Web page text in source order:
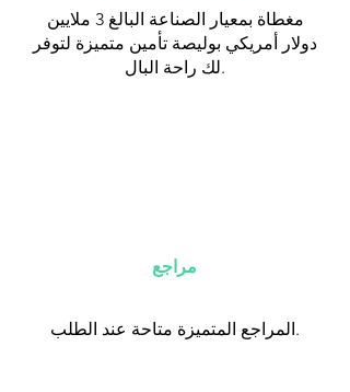
مغطاة بمعيار الصناعة البالغ 3 ملايين
دولار أمريكي بوليصة تأمين متميزة لتوفر
لك راحة البال.
مراجع
المراجع المتميزة متاحة عند الطلب.